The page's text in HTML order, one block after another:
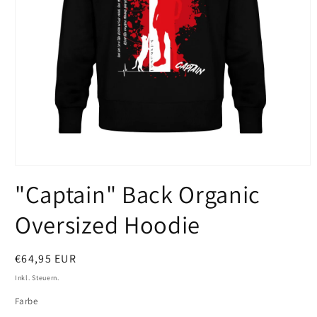
in
Modal
"Captain" Back Organic
Oversized Hoodie
Normaler
Preis
€64,95 EUR
Inkl. Steuern.
Farbe